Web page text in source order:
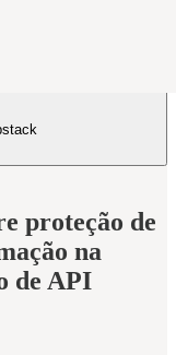
proteção de
na
de API